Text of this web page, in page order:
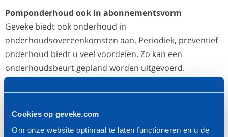
Cookies op geveke.com
Om onze website optimaal te laten functioneren en u de
Pomponderhoud ook in abonnementsvorm
Geveke biedt ook onderhoud in
onderhoudsovereenkomsten aan. Periodiek, preventief
onderhoud biedt u veel voordelen. Zo kan een
onderhoudsbeurt gepland worden uitgevoerd.
Daarnaast voorkomt periodieke controle ernstige
schade aan uw pompen en dus aan uw productieproces.
De kans op een eventuele uitval van uw installatie wordt